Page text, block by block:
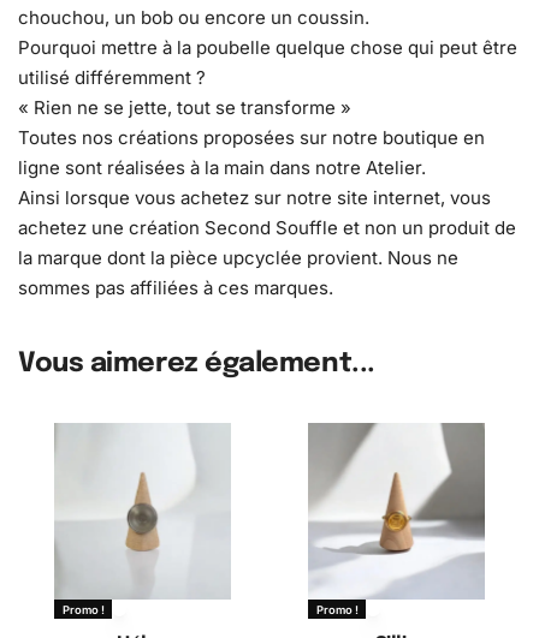
chouchou, un bob ou encore un coussin.
Pourquoi mettre à la poubelle quelque chose qui peut être
utilisé différemment ?
« Rien ne se jette, tout se transforme »
Toutes nos créations proposées sur notre boutique en
ligne sont réalisées à la main dans notre Atelier.
Ainsi lorsque vous achetez sur notre site internet, vous
achetez une création Second Souffle et non un produit de
la marque dont la pièce upcyclée provient. Nous ne
sommes pas affiliées à ces marques.
Vous aimerez également...
Promo ! Promo !